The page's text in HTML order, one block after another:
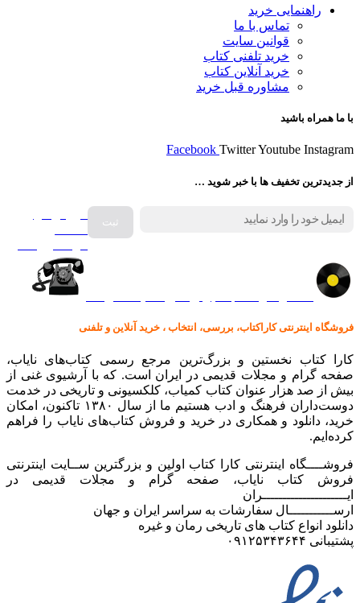
راهنمایی خرید
تماس با ما
قوانین سایت
خرید تلفنی کتاب
خرید آنلاین کتاب
مشاوره قبل خرید
با ما همراه باشید
Facebook TwitterYoutube Instagram
از جدیدترین تخفیف ها با خبر شوید …
فروش انواع
فروشگاه اینترنتی کاراکتاب، بررسی، انتخاب ، خرید آنلاین و تلفنی
کارا کتاب نخستین و بزرگ‌ترین مرجع رسمی کتاب‌های نایاب،
صفحه گرام و مجلات قدیمی در ایران است. که با آرشیوی غنی از
بیش از صد هزار عنوان کتاب کمیاب، کلکسیونی و تاریخی در خدمت
دوست‌داران فرهنگ و ادب هستیم ما از سال ۱۳۸۰ تاکنون، امکان
خرید، دانلود و همکاری در خرید و فروش کتاب‌های نایاب را فراهم
کرده‌ایم.
فروشــــگاه اینترنتی کارا کتاب اولین و بزرگترین ســایت اینترنتی
فروش کتاب نایاب، صفحه گرام و مجلات قدیمی در
ایـــــــــــــــــــــران
ارســـــــــــال سفارشات به سراسر ایران و جهان
دانلود انواع کتاب های تاریخی رمان و غیره
پشتیبانی ۰۹۱۲۵۳۴۳۶۴۴